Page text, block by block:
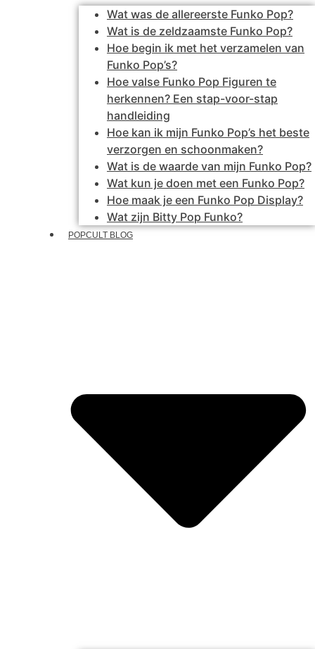
Wat was de allereerste Funko Pop?
Wat is de zeldzaamste Funko Pop?
Hoe begin ik met het verzamelen van
Funko Pop’s?
Hoe valse Funko Pop Figuren te
herkennen? Een stap-voor-stap
handleiding
Hoe kan ik mijn Funko Pop’s het beste
verzorgen en schoonmaken?
Wat is de waarde van mijn Funko Pop?
Wat kun je doen met een Funko Pop?
Hoe maak je een Funko Pop Display?
Wat zijn Bitty Pop Funko?
POPCULT BLOG